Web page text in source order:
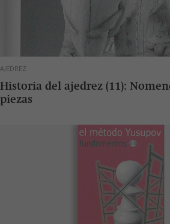
AJEDREZ
Historia del ajedrez (11):
piezas